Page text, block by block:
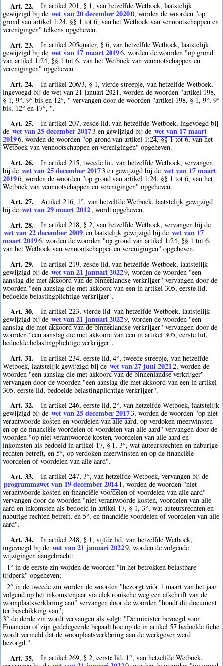
Art. 22.
In artikel 201, § 1, van hetzelfde Wetboek, laatstelijk
gewijzigd bij de wet van 20 december 20200, worden de woorden "op
grond van artikel 1:24, §§ 1 tot 6, van het Wetboek van vennootschappen en
verenigingen" telkens opgeheven.
Art. 23.
In artikel 205quater, § 6, van hetzelfde Wetboek, laatstelijk
gewijzigd bij de wet van 17 maart 20196, worden de woorden "op grond
van artikel 1:24, §§ 1 tot 6, van het Wetboek van vennootschappen en
verenigingen" opgeheven.
Art. 24.
In artikel 206/3, § 1, vierde streepje, van hetzelfde Wetboek,
ingevoegd bij de wet van 21 januari 2021, worden de woorden "artikel 198,
§ 1, 9°, 9° bis en 12°, " vervangen door de woorden "artikel 198, § 1, 9°, 9°
bis, 12° en 17°, ".
Art. 25.
In artikel 207, zesde lid, van hetzelfde Wetboek, ingevoegd bij
de wet van 25 december 20173 en gewijzigd bij de wet van 17 maart
20196, worden de woorden "op grond van artikel 1:24, §§ 1 tot 6, van het
Wetboek van vennootschappen en verenigingen" opgeheven.
Art. 26.
In artikel 215, tweede lid, van hetzelfde Wetboek, vervangen
bij de wet van 25 december 20173 en gewijzigd bij de wet van 17 maart
20196, worden de woorden "op grond van artikel 1:24, §§ 1 tot 6, van het
Wetboek van vennootschappen en verenigingen" opgeheven.
Art. 27.
Artikel 216, 1°, van hetzelfde Wetboek, laatstelijk gewijzigd
bij de wet van 29 maart 2012, wordt opgeheven.
Art. 28. In artikel 218, § 2, van hetzelfde Wetboek, vervangen bij de
wet van 22 december 2009 en laatstelijk gewijzigd bij de wet van 17
maart 20196, worden de woorden "op grond van artikel 1:24, §§ 1 tot 6,
van het Wetboek van vennootschappen en verenigingen" opgeheven.
Art. 29.
In artikel 219, zesde lid, van hetzelfde Wetboek, laatstelijk
gewijzigd bij de wet van 21 januari 20229, worden de woorden "een
aanslag die met akkoord van de binnenlandse verkrijger" vervangen door de
woorden "een aanslag die met akkoord van een in artikel 305, eerste lid,
bedoelde belastingplichtige verkrijger".
Art. 30.
In artikel 223, vierde lid, van hetzelfde Wetboek, laatstelijk
gewijzigd bij de wet van 21 januari 20229, worden de woorden "een
aanslag die met akkoord van de binnenlandse verkrijger" vervangen door de
woorden "een aanslag die met akkoord van een in artikel 305, eerste lid,
bedoelde belastingplichtige verkrijger".
Art. 31.
In artikel 234, eerste lid, 4°, tweede streepje, van hetzelfde
Wetboek, laatstelijk gewijzigd bij de wet van 27 juni 20212, worden de
woorden "een aanslag die met akkoord van de binnenlandse verkrijger"
vervangen door de woorden "een aanslag die met akkoord van een in artikel
305, eerste lid, bedoelde belastingplichtige verkrijger".
Art. 32.
In artikel 246, eerste lid, 2°, van hetzelfde Wetboek, laatstelijk
gewijzigd bij de wet van 25 december 20173, worden de woorden "op niet
verantwoorde kosten en voordelen van alle aard, op verdoken meerwinsten
en op de financiële voordelen of voordelen van alle aard" vervangen door de
woorden "op niet verantwoorde kosten, voordelen van alle aard en
inkomsten als bedoeld in artikel 17, § 1, 3°, wat auteursrechten en naburige
rechten betreft, en 5°, op verdoken meerwinsten en op de financiële
voordelen of voordelen van alle aard".
Art. 33. In artikel 247, 3°, van hetzelfde Wetboek, vervangen bij de
programmawet van 19 december 2014 1, worden de woorden "niet
verantwoorde kosten en financiële voordelen of voordelen van alle aard"
vervangen door de woorden "niet verantwoorde kosten, voordelen van alle
aard en inkomsten als bedoeld in artikel 17, § 1, 3°, wat auteursrechten en
naburige rechten betreft, en 5°, en financiële voordelen of voordelen van alle
aard".
Art. 34.
In artikel 248, § 1, vijfde lid, van hetzelfde Wetboek,
ingevoegd bij de wet van 21 januari 20229, worden de volgende
wijzigingen aangebracht:
1° in de eerste zin worden de woorden "in het betrokken belastbare
tijdperk" opgeheven;
2° in de tweede zin worden de woorden "bezorgt vóór 1 maart van het jaar
volgend op het inkomstenjaar via elektronische weg een afschrift van de
woonplaatsverklaring aan" vervangen door de woorden "houdt dit document
ter beschikking van";
3° de derde zin wordt vervangen als volgt: "De minister bevoegd voor
Financiën of zijn gedelegeerde bepaalt hoe op de in artikel 57 bedoelde fiche
wordt vermeld dat de woonplaatsverklaring aan de werkgever werd
bezorgd.".
Art. 35.
In artikel 269, § 2, eerste lid, 1°, van hetzelfde Wetboek,